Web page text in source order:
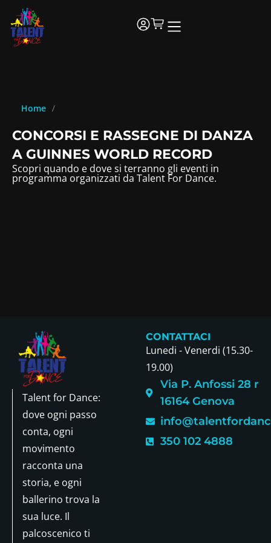
Home /
CONCORSI E RASSEGNE DI DANZA
A GUINNES WORLD RECORD
Scopri quando e dove si terranno gli eventi in
programma organizzati da Talent For Dance.
Talent for Dance:
dove ogni passo
conta, ogni
movimento
racconta una
storia, e ogni
ballerino trova la
sua luce. Il
palcoscenico ti
CONTATTACI
Lunedi - Venerdi (15.30-
19.00)
Via P. Anfossi 28 r
16164 Genova
350 102 4888